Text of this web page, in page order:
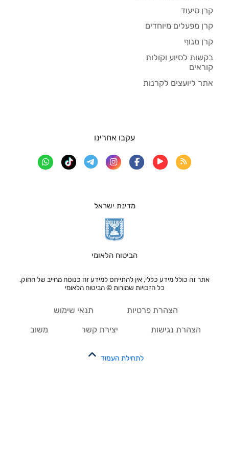
קרן סיעוד
קרן מפעלים מיוחדים
קרן מנוף
בקשות לסיוע וקולות
קוראים
אתר ליועצים לקרנות
מדינת ישראל
הביטוח הלאומי
אתר זה כולל מידע כללי, אין להתייחס למידע זה כנוסח מחייב של החוק.
כל הזכויות שמורות © הביטוח הלאומי
עקבו אחרינו
הצהרת פרטיות תנאי שימוש
הצהרת נגישות יצירת קשר משוב
לתחילת העמוד